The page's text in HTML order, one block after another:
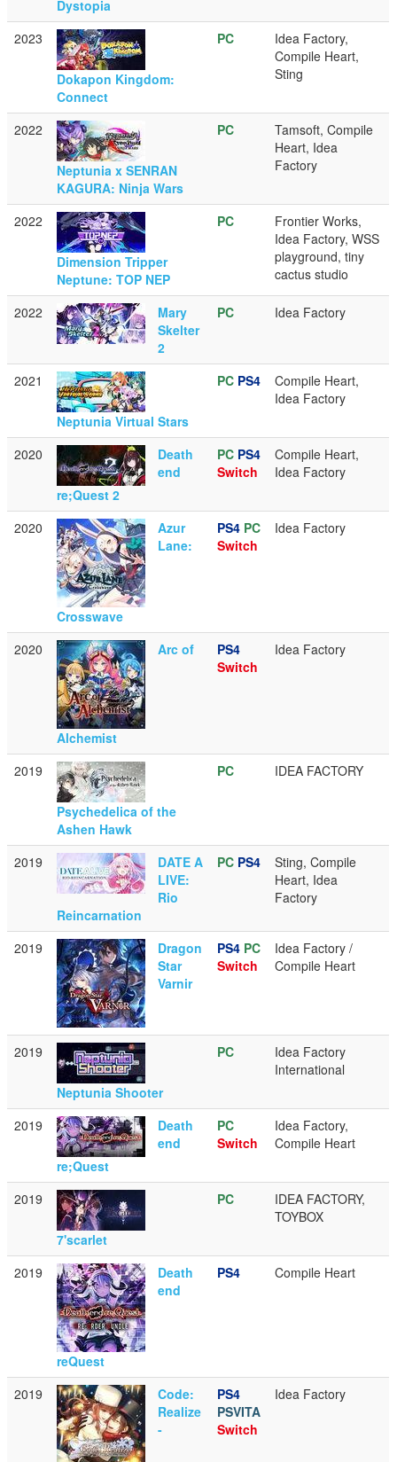
Dystopia
2023
Dokapon Kingdom:
Connect
PC
Idea Factory,
Compile Heart,
Sting
2022
Neptunia x SENRAN
KAGURA: Ninja Wars
PC
Tamsoft, Compile
Heart, Idea
Factory
2022
Dimension Tripper
Neptune: TOP NEP
PC
Frontier Works,
Idea Factory, WSS
playground, tiny
cactus studio
2022
Mary
Skelter
2
PC Idea Factory
2021
Neptunia Virtual Stars
PC PS4
Compile Heart,
Idea Factory
2020
Death
end
re;Quest 2
PC PS4
Switch
Compile Heart,
Idea Factory
2020
Azur
Lane:
Crosswave
PS4 PC
Switch
Idea Factory
2020 Arc of
Alchemist
PS4
Switch
Idea Factory
2019
Psychedelica of the
Ashen Hawk
PC IDEA FACTORY
2019
DATE A
LIVE:
Rio
Reincarnation
PC PS4
Sting, Compile
Heart, Idea
Factory
2019
Dragon
Star
Varnir
PS4 PC
Switch
Idea Factory /
Compile Heart
2019
Neptunia Shooter
PC
Idea Factory
International
2019
Death
end
re;Quest
PC
Switch
Idea Factory,
Compile Heart
2019
7'scarlet
PC
IDEA FACTORY,
TOYBOX
2019
Death
end
reQuest
PS4 Compile Heart
2019
Code:
Realize
-
PS4
PSVITA
Switch
Idea Factory